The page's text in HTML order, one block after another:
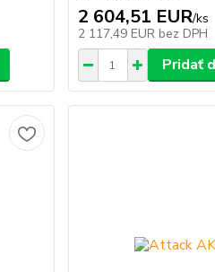
2 604,51 EUR/ks
2 117,49 EUR bez DPH
Pridať